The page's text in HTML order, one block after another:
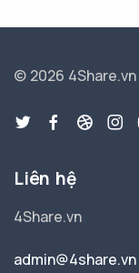
© 2026 4Share.vn
Liên hệ
4Share.vn
admin@4share.vn